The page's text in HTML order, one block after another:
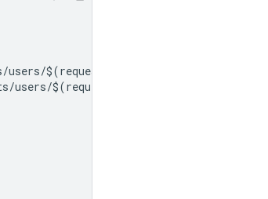
/users/$(request
/users/$(request